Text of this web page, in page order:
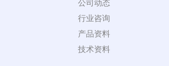
公司动态
行业咨询
产品资料
技术资料